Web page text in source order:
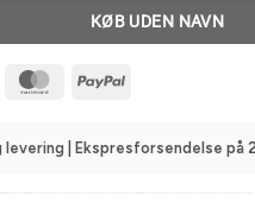
KØB UDEN NAVN
Visa MasterCardPayPal
| Ekspresforsendelse på